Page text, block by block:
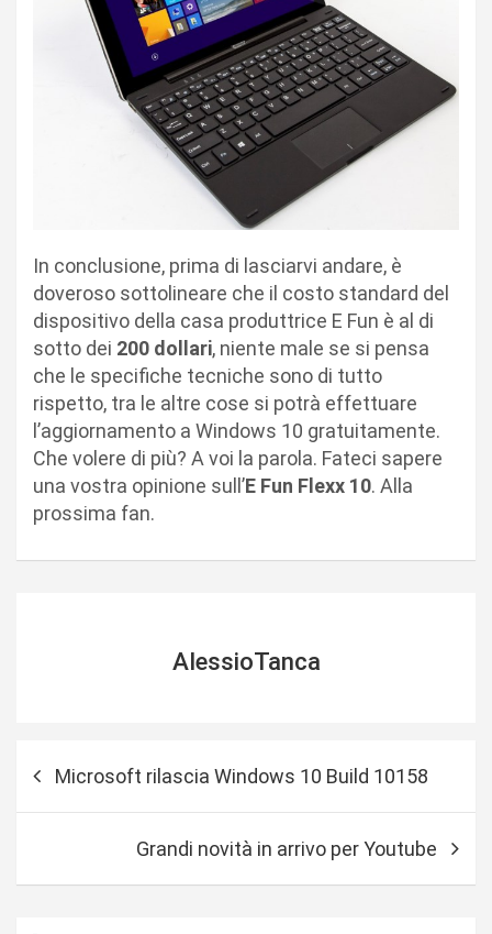
In conclusione, prima di lasciarvi andare, è
doveroso sottolineare che il costo standard del
dispositivo della casa produttrice E Fun è al di
sotto dei 200 dollari, niente male se si pensa
che le specifiche tecniche sono di tutto
rispetto, tra le altre cose si potrà effettuare
l’aggiornamento a Windows 10 gratuitamente.
Che volere di più? A voi la parola. Fateci sapere
una vostra opinione sull’E Fun Flexx 10. Alla
prossima fan.
AlessioTanca
Microsoft rilascia Windows 10 Build 10158
Grandi novità in arrivo per Youtube